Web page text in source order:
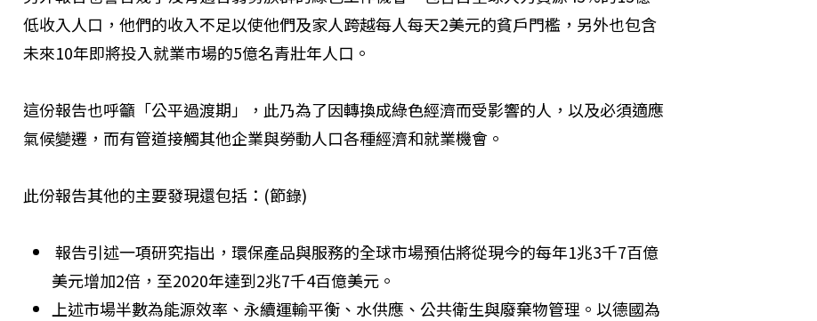
低收入人口，他們的收入不足以使他們及家人跨越每人每天2美元的貧戶門檻，另外也包含
未來10年即將投入就業市場的5億名青壯年人口。
這份報告也呼籲「公平過渡期」，此乃為了因轉換成綠色經濟而受影響的人，以及必須適應
氣候變遷，而有管道接觸其他企業與勞動人口各種經濟和就業機會。
此份報告其他的主要發現還包括：(節錄)
報告引述一項研究指出，環保產品與服務的全球市場預估將從現今的每年1兆3千7百億
美元增加2倍，至2020年達到2兆7千4百億美元。
上述市場半數為能源效率、永續運輸平衡、水供應、公共衛生與廢棄物管理。以德國為